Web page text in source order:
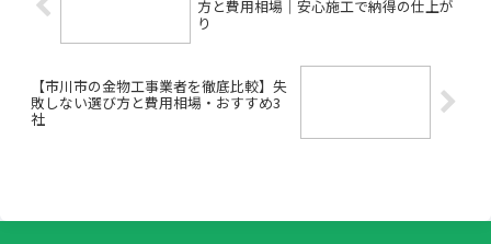
方と費用相場｜安心施工で納得の仕上が
り
【市川市の金物工事業者を徹底比較】失
敗しない選び方と費用相場・おすすめ3
社